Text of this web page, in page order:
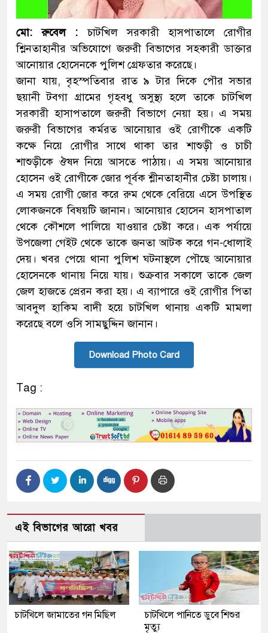
মো: রুবেল : চাটখিল সরকারী হাসপাতালে রোগীর
শ্লিনতাহানীর অভিযোগে জরুরী বিভাগের সহকারী ডাক্তার
আনোয়ার হোসেনকে পুলিশ গ্রেফতার করেছে।
জানা যায়, বৃহস্পতিবার রাত ৯ টার দিকে পৌর সভার
ছয়ানী টবগা গ্রামের গৃহবধু অসুস্থ্য হলে তাকে চাটখিল
সরকারী হাসাপতালে জরুরী বিভাগে নেয়া হয়। এ সময়
জরুরী বিভাগের কর্মরত আনোয়ার ওই রোগীকে একটি
কক্ষে নিয়ে রোগীর সাথে থাকা তার শাশুড়ী ও চাচী
শাশুড়ীকে ঔষদ নিয়ে আসতে পাঠায়। এ সময় আনোয়ার
হোসেন ওই রোগীকে জোর পূর্বক শ্লীনতাহানীর চেষ্টা চালায়।
এ সময় রোগী জোর করে রুম থেকে বেরিয়ে এসে উপস্থিত
লোকজনকে বিষয়টি জানান। আনোয়ার হোসেন হাসপাতাল
থেকে কৌশলে পালিয়ে যাওয়ার চেষ্টা করে। এক পর্যায়ে
উপজেলা গেইট থেকে তাকে জনতা আটক করে গন-ধোলাই
দেয়। খবর পেয়ে থানা পুলিশ ঘটনাস্থলে পৌছে আনোয়ার
হোসেনকে থানায় নিয়ে যায়। শুক্রবার সকালে তাকে জেল
জেল হাজতে প্রেরন করা হয়। এ ব্যাপারে ওই রোগীর পিতা
আবদুল হাকিম বাদী হয়ে চাটখিল থানায় একটি মামলা
করেছে বলে ওসি সামছুদ্দিন জানান।
Download Photo Card
Tag :
এই বিভাগের আরো খবর
চাটখিলে জামাতের গন মিছিল
চাটখিলে পানিতে ডুবে শিশুর
মৃত্যু